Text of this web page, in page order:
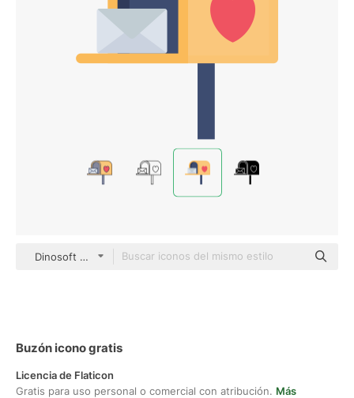
Dinosoft Flat
Buzón icono gratis
Licencia de Flaticon
Gratis para uso personal o comercial con atribución. Más